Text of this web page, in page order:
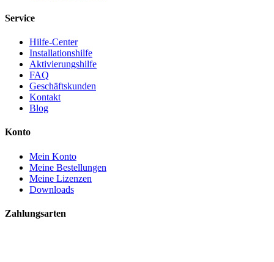
Service
Hilfe-Center
Installationshilfe
Aktivierungshilfe
FAQ
Geschäftskunden
Kontakt
Blog
Konto
Mein Konto
Meine Bestellungen
Meine Lizenzen
Downloads
Zahlungsarten